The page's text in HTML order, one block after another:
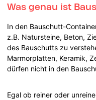
Was genau ist
In den Bauschutt-
z.B. Natursteine, Beton,
des Bauschutts zu
Marmorplatten, Keramik,
dürfen nicht in den
Egal ob reiner oder